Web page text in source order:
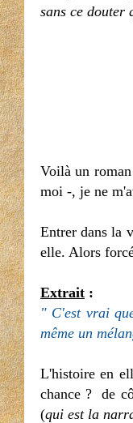
sans ce douter
Voilà un
moi -, je ne
Entrer dans la
elle. Alors
Extrait :
" C'est vrai
même un
L'histoire en
chance ? de
(qui est la